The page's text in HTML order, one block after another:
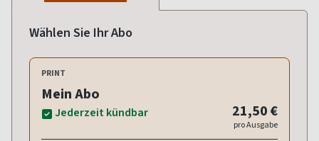
Wählen Sie Ihr Abo
PRINT
Mein Abo
Jederzeit kündbar 21,50 €
pro Ausgabe